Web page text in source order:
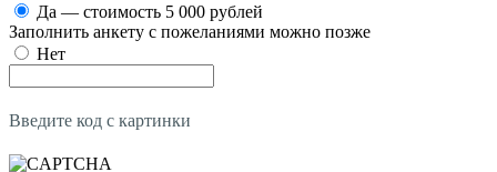
Да — стоимость 5 000 рублей
Заполнить анкету с пожеланиями можно позже
Нет
Введите код с картинки